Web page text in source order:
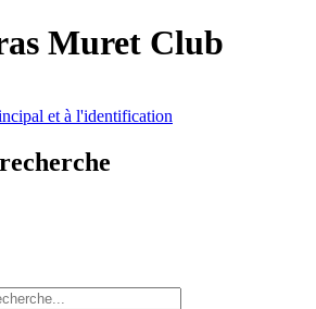
Muret Club
et à l'identification